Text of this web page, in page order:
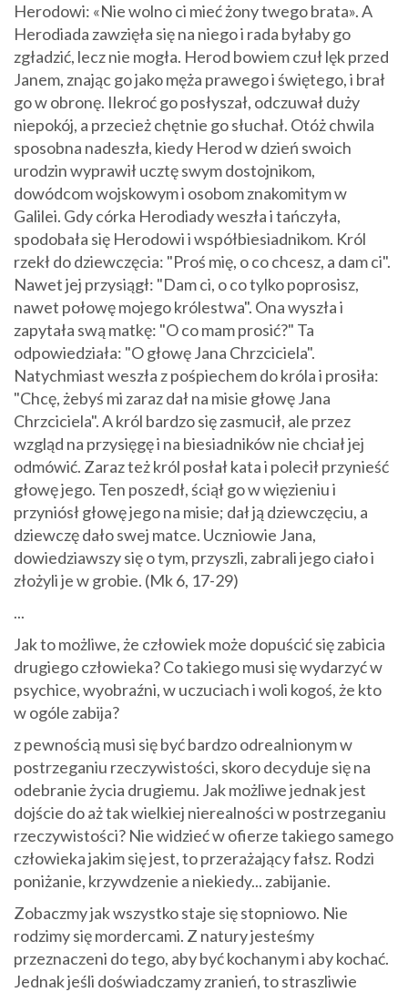
Herodowi: «Nie wolno ci mieć żony twego brata». A
Herodiada zawzięła się na niego i rada byłaby go
zgładzić, lecz nie mogła. Herod bowiem czuł lęk przed
Janem, znając go jako męża prawego i świętego, i brał
go w obronę. Ilekroć go posłyszał, odczuwał duży
niepokój, a przecież chętnie go słuchał. Otóż chwila
sposobna nadeszła, kiedy Herod w dzień swoich
urodzin wyprawił ucztę swym dostojnikom,
dowódcom wojskowym i osobom znakomitym w
Galilei. Gdy córka Herodiady weszła i tańczyła,
spodobała się Herodowi i współbiesiadnikom. Król
rzekł do dziewczęcia: "Proś mię, o co chcesz, a dam ci".
Nawet jej przysiągł: "Dam ci, o co tylko poprosisz,
nawet połowę mojego królestwa". Ona wyszła i
zapytała swą matkę: "O co mam prosić?" Ta
odpowiedziała: "O głowę Jana Chrzciciela".
Natychmiast weszła z pośpiechem do króla i prosiła:
"Chcę, żebyś mi zaraz dał na misie głowę Jana
Chrzciciela". A król bardzo się zasmucił, ale przez
wzgląd na przysięgę i na biesiadników nie chciał jej
odmówić. Zaraz też król posłał kata i polecił przynieść
głowę jego. Ten poszedł, ściął go w więzieniu i
przyniósł głowę jego na misie; dał ją dziewczęciu, a
dziewczę dało swej matce. Uczniowie Jana,
dowiedziawszy się o tym, przyszli, zabrali jego ciało i
złożyli je w grobie. (Mk 6, 17-29)
...
Jak to możliwe, że człowiek może dopuścić się zabicia
drugiego człowieka? Co takiego musi się wydarzyć w
psychice, wyobraźni, w uczuciach i woli kogoś, że kto
w ogóle zabija?
z pewnością musi się być bardzo odrealnionym w
postrzeganiu rzeczywistości, skoro decyduje się na
odebranie życia drugiemu. Jak możliwe jednak jest
dojście do aż tak wielkiej nierealności w postrzeganiu
rzeczywistości? Nie widzieć w ofierze takiego samego
człowieka jakim się jest, to przerażający fałsz. Rodzi
poniżanie, krzywdzenie a niekiedy... zabijanie.
Zobaczmy jak wszystko staje się stopniowo. Nie
rodzimy się mordercami. Z natury jesteśmy
przeznaczeni do tego, aby być kochanym i aby kochać.
Jednak jeśli doświadczamy zranień, to straszliwie